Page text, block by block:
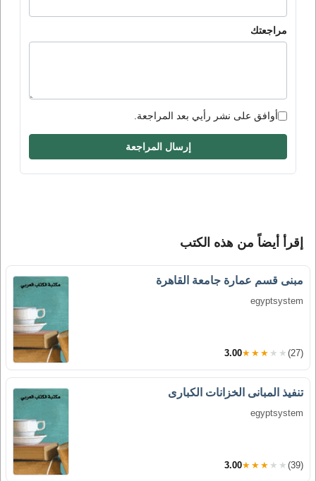
مراجعتك
أوافق على نشر رأيي بعد المراجعة.
إرسال المراجعة
إقرأ أيضاً من هذه الكتب
مبنى قسم عمارة جامعة القاهرة
egyptsystem
3.00★★★★★ (27)
تنفيذ المبانى الخزانات الكبارى
egyptsystem
3.00★★★★★ (39)